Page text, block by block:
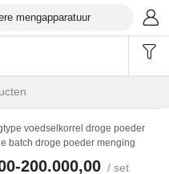
voedselkorrel droge poeder
batch droge poeder menging
200.000,00 / set